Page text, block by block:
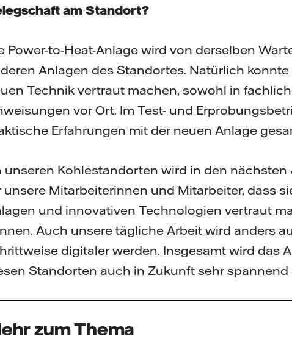
am Standort?
Power-to-Heat-Anlage wird von derselben
Anlagen des Standortes. Natürlich
Technik vertraut machen, sowohl in
vor Ort. Im Test- und
Erfahrungen mit der neuen Anlage
unseren Kohlestandorten wird in den nächsten
unsere Mitarbeiterinnen und Mitarbeiter, dass
und innovativen Technologien vertraut
Auch unsere tägliche Arbeit wird anders
digitaler werden. Insgesamt wird das
Standorten auch in Zukunft sehr spannend
zum Thema